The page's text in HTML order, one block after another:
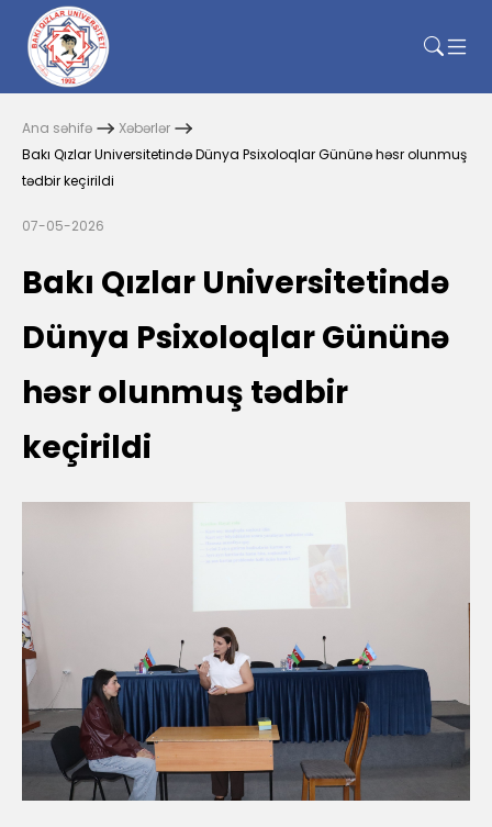
Ana səhifə
Xəbərlər
Bakı Qızlar Universitetində Dünya Psixoloqlar Gününə həsr olunmuş
tədbir keçirildi
07-05-2026
Bakı Qızlar Universitetində
Dünya Psixoloqlar Gününə
həsr olunmuş tədbir
keçirildi